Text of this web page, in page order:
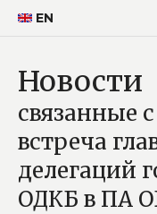
EN
Новости
связанные
встреча
делегаций
ОДКБ в ПА